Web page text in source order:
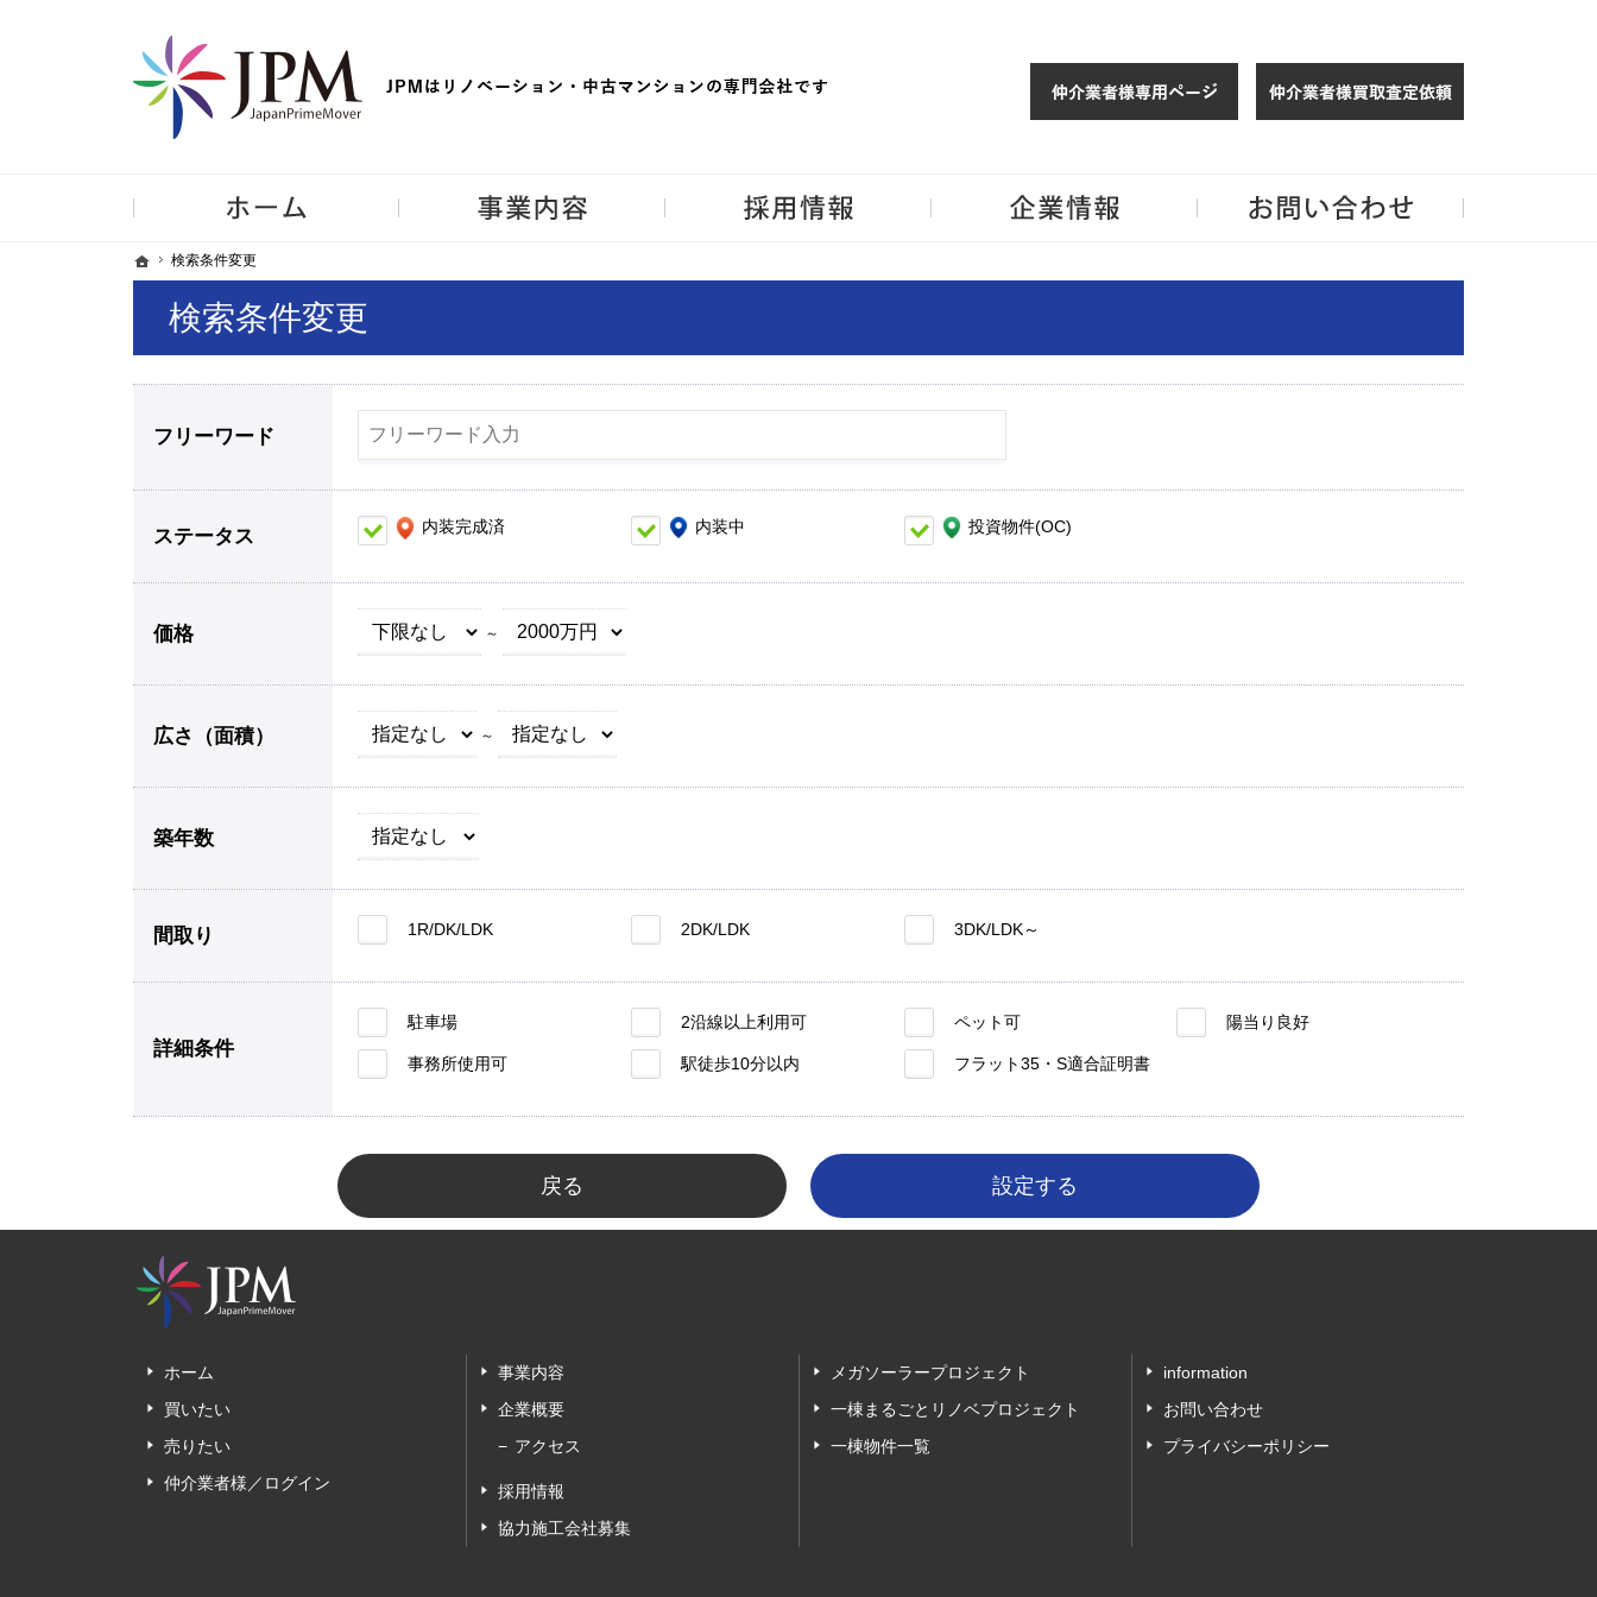
ホーム
検索条件変更
検索条件変更
フリーワード
ステータス 内装完成済 内装中 投資物件(OC)
価格 ～
広さ（面積） ～
築年数
間取り 1R/DK/LDK 2DK/LDK 3DK/LDK～
詳細条件
駐車場 2沿線以上利用可 ペット可 陽当り良好
事務所使用可 駅徒歩10分以内 フラット35・S適合証明書
戻る
ホーム
買いたい
売りたい
仲介業者様／ログイン
事業内容
企業概要
アクセス
採用情報
協力施工会社募集
メガソーラープロジェクト
一棟まるごとリノベプロジェクト
一棟物件一覧
information
お問い合わせ
プライバシーポリシー
ホーム
検索条件変更